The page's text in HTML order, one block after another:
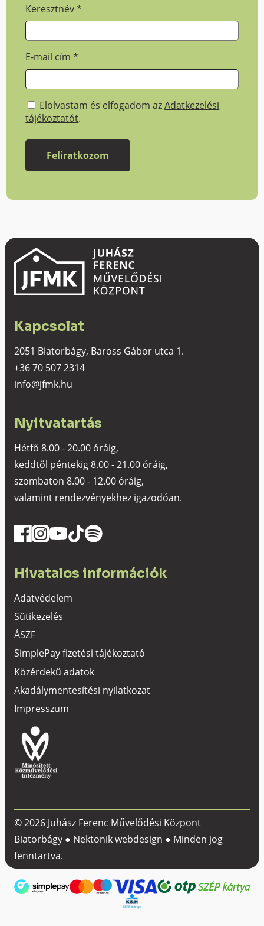
Keresztnév*
E-mail cím*
Elolvastam és elfogadom azAdatkezelési
tájékoztatót.
Kapcsolat
2051 Biatorbágy, Baross Gábor utca 1.
+36 70 507 2314
info@jfmk.hu
Nyitvatartás
Hétfő 8.00 - 20.00 óráig,
keddtől péntekig 8.00 - 21.00 óráig,
szombaton 8.00 - 12.00 óráig,
valamint rendezvényekhez igazodóan.
Hivatalos információk
Adatvédelem
Sütikezelés
ÁSZF
SimplePay fizetési tájékoztató
Közérdekű adatok
Akadálymentesítési nyilatkozat
Impresszum
© 2026 Juhász Ferenc Művelődési Központ
Biatorbágy ● Nektonik webdesign ● Minden jog
fenntartva.